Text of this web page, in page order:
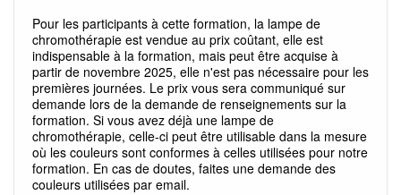
Pour les participants à cette formation, la lampe de
chromothérapie est vendue au prix coûtant, elle est
indispensable à la formation, mais peut être acquise à
partir de novembre 2025, elle n'est pas nécessaire pour les
premières journées. Le prix vous sera communiqué sur
demande lors de la demande de renseignements sur la
formation. Si vous avez déjà une lampe de
chromothérapie, celle-ci peut être utilisable dans la mesure
où les couleurs sont conformes à celles utilisées pour notre
formation. En cas de doutes, faites une demande des
couleurs utilisées par email.